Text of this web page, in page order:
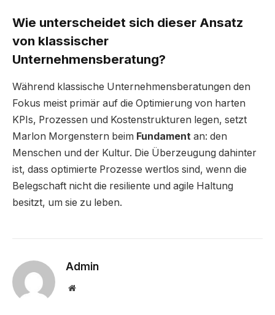
Wie unterscheidet sich dieser Ansatz
von klassischer
Unternehmensberatung?
Während klassische Unternehmensberatungen den
Fokus meist primär auf die Optimierung von harten
KPIs, Prozessen und Kostenstrukturen legen, setzt
Marlon Morgenstern beim Fundament an: den
Menschen und der Kultur. Die Überzeugung dahinter
ist, dass optimierte Prozesse wertlos sind, wenn die
Belegschaft nicht die resiliente und agile Haltung
besitzt, um sie zu leben.
Admin
Website